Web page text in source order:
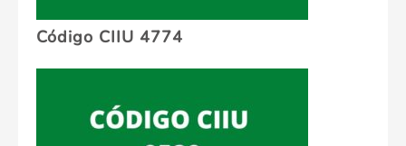
Código CIIU 4774